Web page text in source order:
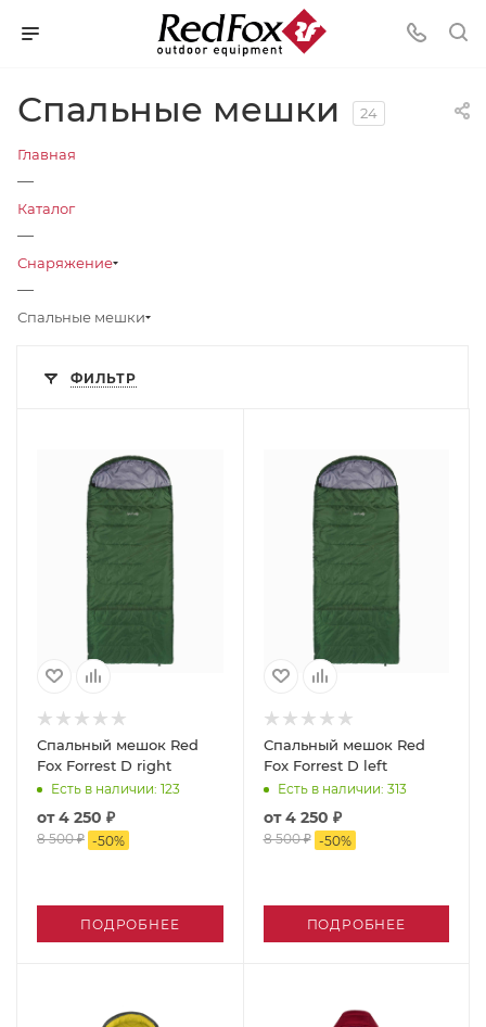
Спальные мешки 24
Главная
—
Каталог
—
Снаряжение
—
Спальные мешки
ФИЛЬТР
Спальный мешок Red
Fox Forrest D right
Есть в наличии: 123
от4 250 ₽
8 500 ₽ -50%
ПОДРОБНЕЕ
Спальный мешок Red
Fox Forrest D left
Есть в наличии: 313
от4 250 ₽
8 500 ₽ -50%
ПОДРОБНЕЕ